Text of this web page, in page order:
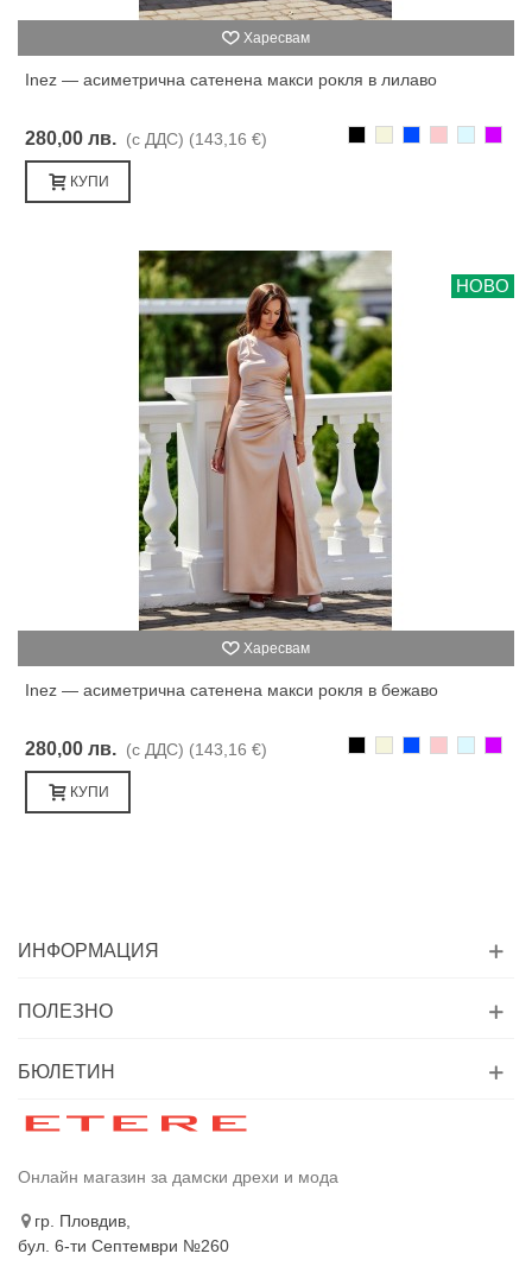
Харесвам
Inez — асиметрична сатенена макси рокля в лилаво
280,00 лв. (с ДДС) (143,16 €)
КУПИ
НОВО
Харесвам
Inez — асиметрична сатенена макси рокля в бежаво
280,00 лв. (с ДДС) (143,16 €)
КУПИ
ИНФОРМАЦИЯ
ПОЛЕЗНО
БЮЛЕТИН
Онлайн магазин за дамски дрехи и мода
гр. Пловдив,
бул. 6-ти Септември №260